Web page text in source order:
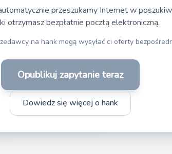
przeszukamy Internet w
otrzymasz bezpłatnie pocztą elektroniczną.
na hank mogą wysyłać ci oferty
Opublikuj zapytanie teraz
Dowiedz się więcej o hank